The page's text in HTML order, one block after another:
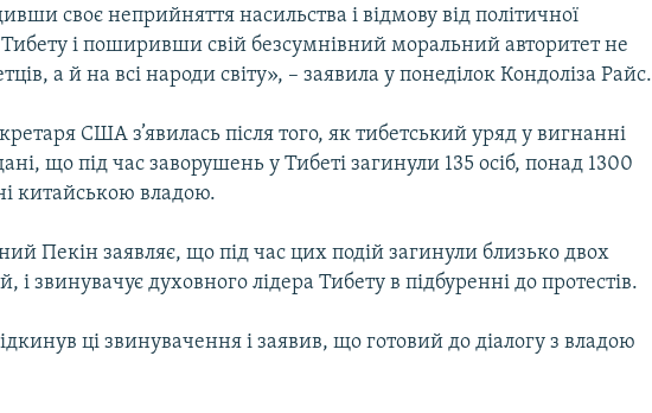
своє неприйняття насильства і відмову від політичної
і поширивши свій безсумнівний моральний авторитет не
а й на всі народи світу», – заявила у понеділок Кондоліза Райс.
США з’явилась після того, як тибетський уряд у вигнанні
що під час заворушень у Тибеті загинули 135 осіб, понад 1300
китайською владою.
Пекін заявляє, що під час цих подій загинули близько двох
і звинувачує духовного лідера Тибету в підбуренні до протестів.
ці звинувачення і заявив, що готовий до діалогу з владою